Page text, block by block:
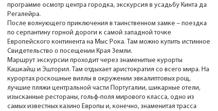
программе осмотр центра городка, экскурсия в усадьбу Кинта да
Регалейра.
После волнующего приключения в таинственном замке – поездка
по серпантину горной дороги к самой западной точке
Европейского континента на Мыс Рока. Там можно купить истинное
Свидетельство о посещении Края Земли.
Маршрут экскурсии проходит через знаменитые курорты
Кашкайш и Эшторил. Там отдыхает аристократия со всего мира. На
курортах роскошные виллы в окружении эвкалиптовых рощ,
лучшие пляжи центральной части Португалии, шикарные отели,
изысканные рестораны, гольф-поля мирового класса, одно из
самых известных казино Европы и, конечно, знаменитая трасса